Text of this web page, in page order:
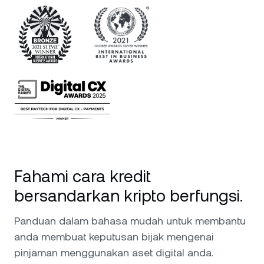
Fahami cara kredit
bersandarkan kripto berfungsi.
Panduan dalam bahasa mudah untuk membantu
anda membuat keputusan bijak mengenai
pinjaman menggunakan aset digital anda.